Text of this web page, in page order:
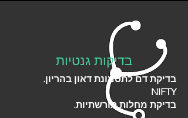
בדיקות גנטיות
בדיקת דם לתסמונת דאון בהריון.
NIFTY
בדיקת מחלות תורשתיות.